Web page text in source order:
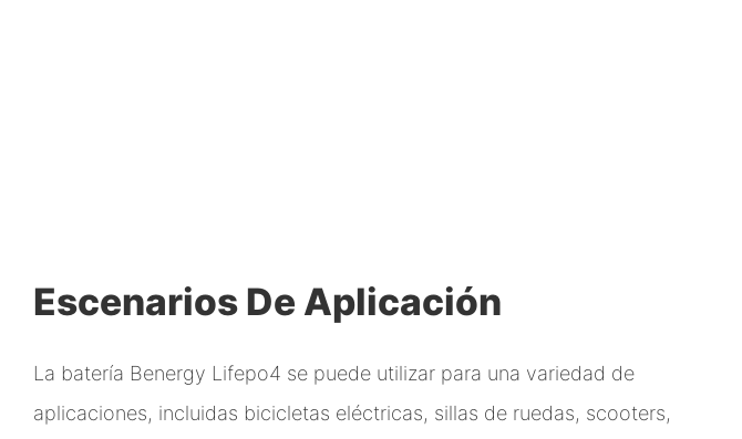
Escenarios De Aplicación
La batería Benergy Lifepo4 se puede utilizar para una variedad de
aplicaciones, incluidas bicicletas eléctricas, sillas de ruedas, scooters,